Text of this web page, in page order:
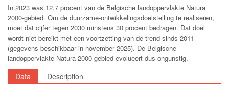
In 2023 was 12,7 procent van de Belgische landoppervlakte Natura
2000-gebied. Om de duurzame-ontwikkelingsdoelstelling te realiseren,
moet dat cijfer tegen 2030 minstens 30 procent bedragen. Dat doel
wordt niet bereikt met een voortzetting van de trend sinds 2011
(gegevens beschikbaar in november 2025). De Belgische
landoppervlakte Natura 2000-gebied evolueert dus ongunstig.
Data Description